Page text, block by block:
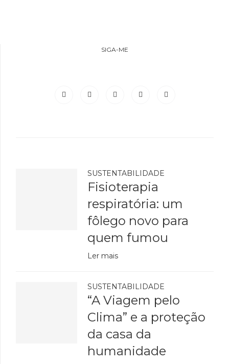
SIGA-ME
SUSTENTABILIDADE
Fisioterapia
respiratória: um
fôlego novo para
quem fumou
Ler mais
SUSTENTABILIDADE
“A Viagem pelo
Clima” e a proteção
da casa da
humanidade